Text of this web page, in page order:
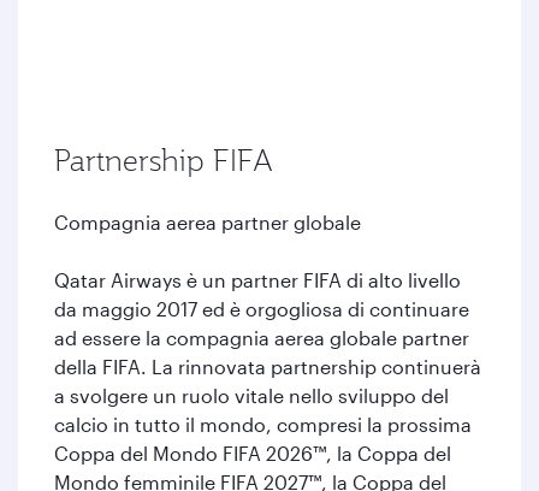
Partnership FIFA
Compagnia aerea partner globale
Qatar Airways è un partner FIFA di alto livello
da maggio 2017 ed è orgogliosa di continuare
ad essere la compagnia aerea globale partner
della FIFA. La rinnovata partnership continuerà
a svolgere un ruolo vitale nello sviluppo del
calcio in tutto il mondo, compresi la prossima
Coppa del Mondo FIFA 2026™, la Coppa del
Mondo femminile FIFA 2027™, la Coppa del